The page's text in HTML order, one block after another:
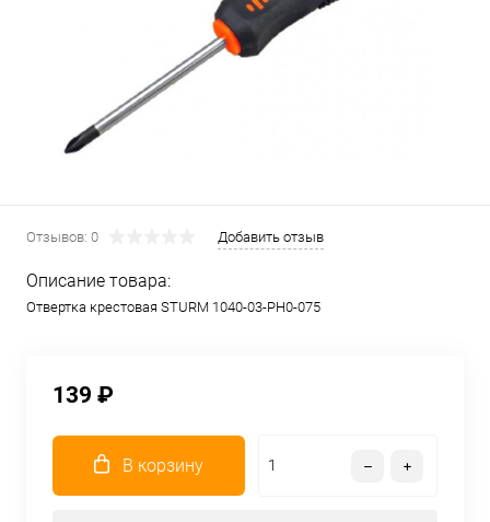
Отзывов: 0 Добавить отзыв
Описание товара:
Отвертка крестовая STURM 1040-03-РН0-075
139 ₽
В корзину